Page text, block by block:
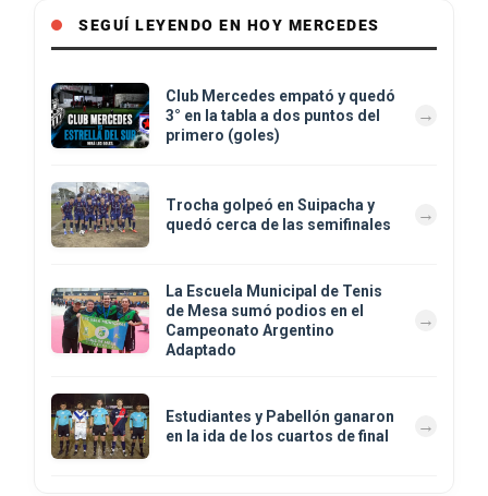
SEGUÍ LEYENDO EN HOY MERCEDES
Club Mercedes empató y quedó
3° en la tabla a dos puntos del
primero (goles)
Trocha golpeó en Suipacha y
quedó cerca de las semifinales
La Escuela Municipal de Tenis
de Mesa sumó podios en el
Campeonato Argentino
Adaptado
Estudiantes y Pabellón ganaron
en la ida de los cuartos de final